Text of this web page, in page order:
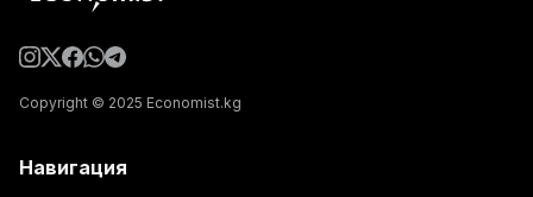
Copyright © 2025 Economist.kg
Навигация